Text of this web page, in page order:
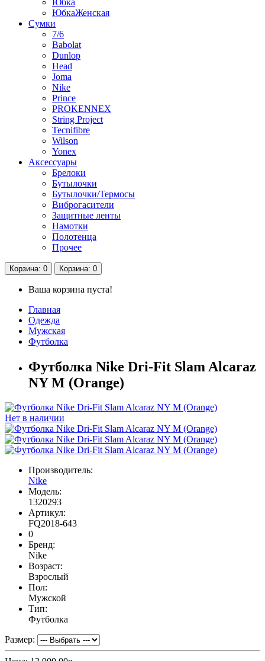
ЮбкаЖенская
Сумки
7/6
Babolat
Dunlop
Head
Joma
Nike
Prince
PROKENNEX
String Project
Tecnifibre
Wilson
Yonex
Аксессуары
Брелоки
Бутылочки
Бутылочки/Термосы
Виброгасители
Защитные ленты
Намотки
Полотенца
Прочее
Корзина: 0 Корзина: 0
Ваша корзина пуста!
Главная
Одежда
Мужская
Футболка
Футболка Nike Dri-Fit Slam Alcaraz
NY M (Orange)
Нет в наличии
Производитель:
Nike
Модель:
1320293
Артикул:
FQ2018-643
0
Бренд:
Nike
Возраст:
Взрослый
Пол:
Мужской
Тип:
Футболка
Размер: